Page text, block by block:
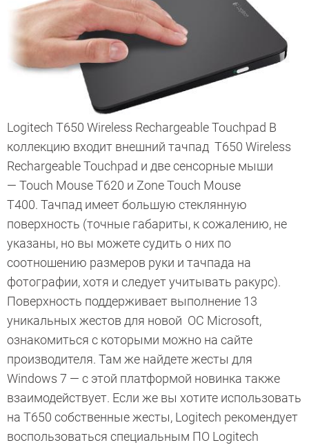
Logitech T650 Wireless Rechargeable Touchpad В
коллекцию входит внешний тачпад T650 Wireless
Rechargeable Touchpad и две сенсорные мыши
— Touch Mouse T620 и Zone Touch Mouse
T400. Тачпад имеет большую стеклянную
поверхность (точные габариты, к сожалению, не
указаны, но вы можете судить о них по
соотношению размеров руки и тачпада на
фотографии, хотя и следует учитывать ракурс).
Поверхность поддерживает выполнение 13
уникальных жестов для новой ОС Microsoft,
ознакомиться с которыми можно на сайте
производителя. Там же найдете жесты для
Windows 7 — с этой платформой новинка также
взаимодействует. Если же вы хотите использовать
на T650 собственные жесты, Logitech рекомендует
воспользоваться специальным ПО Logitech